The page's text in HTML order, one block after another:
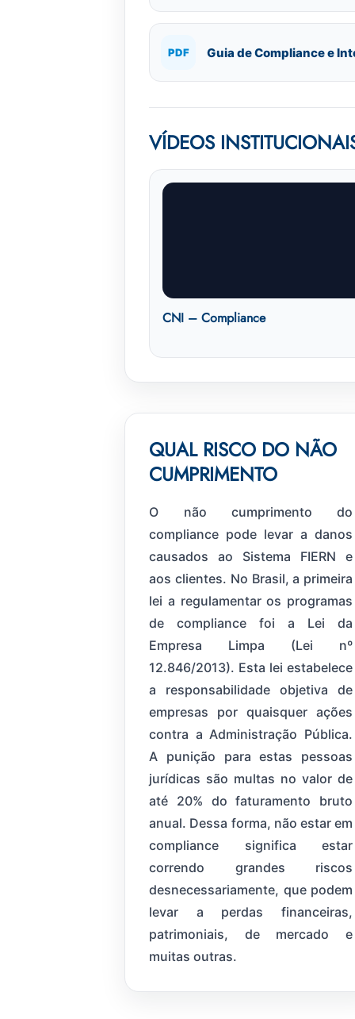
PDF Guia de Compliance e
VÍDEOS
CNI – Compliance
QUAL RISCO DO NÃO
CUMPRIMENTO
O não cumprimento do
compliance pode levar a danos
causados ao Sistema FIERN e
aos clientes. No Brasil, a primeira
lei a regulamentar os programas
de compliance foi a Lei da
Empresa Limpa (Lei nº
12.846/2013). Esta lei estabelece
a responsabilidade objetiva de
empresas por quaisquer ações
contra a Administração Pública.
A punição para estas pessoas
jurídicas são multas no valor de
até 20% do faturamento bruto
anual. Dessa forma, não estar em
compliance significa estar
correndo grandes riscos
desnecessariamente, que podem
levar a perdas financeiras,
patrimoniais, de mercado e
muitas outras.